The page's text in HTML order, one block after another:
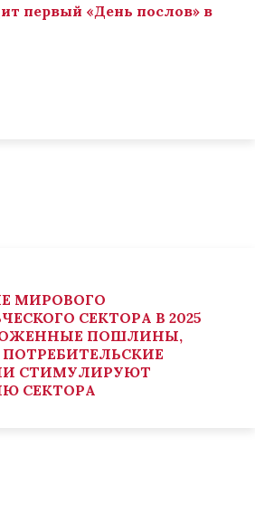
первый «День послов» в
МИРОВОГО
СЕКТОРА В 2025
ПОШЛИНЫ,
СТИМУЛИРУЮТ
СЕКТОРА